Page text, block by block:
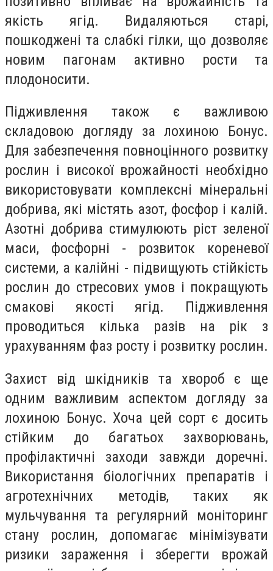
якість ягід. Видаляються старі,
пошкоджені та слабкі гілки, що дозволяє
новим пагонам активно рости та
плодоносити.
Підживлення також є важливою
складовою догляду за лохиною Бонус.
Для забезпечення повноцінного розвитку
рослин і високої врожайності необхідно
використовувати комплексні мінеральні
добрива, які містять азот, фосфор і калій.
Азотні добрива стимулюють ріст зеленої
маси, фосфорні - розвиток кореневої
системи, а калійні - підвищують стійкість
рослин до стресових умов і покращують
смакові якості ягід. Підживлення
проводиться кілька разів на рік з
урахуванням фаз росту і розвитку рослин.
Захист від шкідників та хвороб є ще
одним важливим аспектом догляду за
лохиною Бонус. Хоча цей сорт є досить
стійким до багатьох захворювань,
профілактичні заходи завжди доречні.
Використання біологічних препаратів і
агротехнічних методів, таких як
мульчування та регулярний моніторинг
стану рослин, допомагає мінімізувати
ризики зараження і зберегти врожай